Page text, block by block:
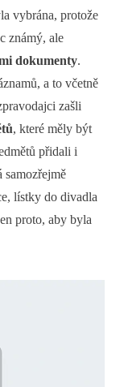
vybrána, protože
známý, ale
dokumenty.
a to včetně
zašli
, které měly být
přidali i
lístky do divadla
proto, aby byla